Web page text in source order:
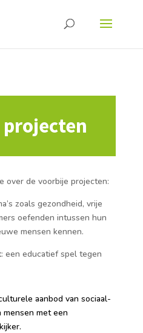
over de voorbije projecten:
zoals gezondheid, vrije
oefenden intussen hun
mensen kennen.
: een educatief spel tegen
aanbod van sociaal-
met een